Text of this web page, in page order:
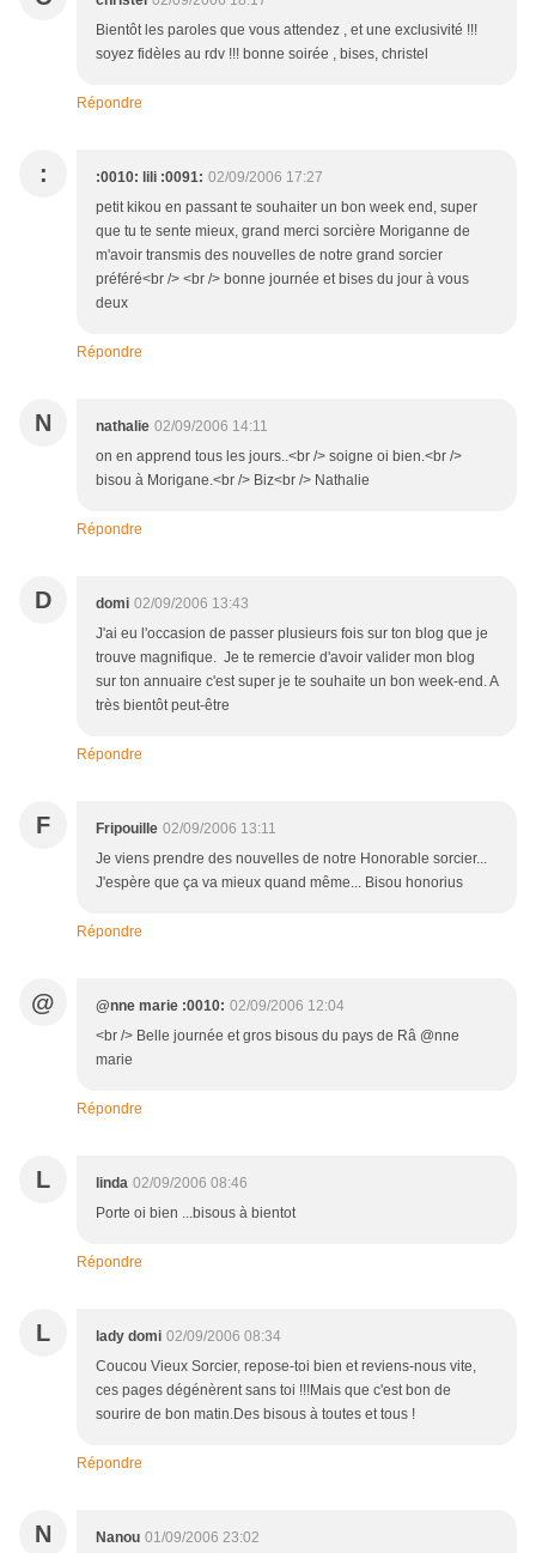
Bientôt les paroles que vous attendez , et une exclusivité !!!
soyez fidèles au rdv !!! bonne soirée , bises, christel
Répondre
: :0010: lili :0091: 02/09/2006 17:27
petit kikou en passant te souhaiter un bon week end, super
que tu te sente mieux, grand merci sorcière Moriganne de
m'avoir transmis des nouvelles de notre grand sorcier
préféré<br /> <br /> bonne journée et bises du jour à vous
deux
Répondre
N nathalie 02/09/2006 14:11
on en apprend tous les jours..<br /> soigne oi bien.<br />
bisou à Morigane.<br /> Biz<br /> Nathalie
Répondre
D domi 02/09/2006 13:43
J'ai eu l'occasion de passer plusieurs fois sur ton blog que je
trouve magnifique. Je te remercie d'avoir valider mon blog
sur ton annuaire c'est super je te souhaite un bon week-end. A
très bientôt peut-être
Répondre
F Fripouille 02/09/2006 13:11
Je viens prendre des nouvelles de notre Honorable sorcier...
J'espère que ça va mieux quand même... Bisou honorius
Répondre
@ @nne marie :0010: 02/09/2006 12:04
<br /> Belle journée et gros bisous du pays de Râ @nne
marie
Répondre
L linda 02/09/2006 08:46
Porte oi bien ...bisous à bientot
Répondre
L lady domi 02/09/2006 08:34
Coucou Vieux Sorcier, repose-toi bien et reviens-nous vite,
ces pages dégénèrent sans toi !!!Mais que c'est bon de
sourire de bon matin.Des bisous à toutes et tous !
Répondre
N Nanou 01/09/2006 23:02